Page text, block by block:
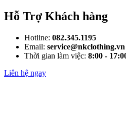
Hỗ Trợ Khách hàng
Hotline: 082.345.1195
Email: service@nkclothing.vn
Thời gian làm việc: 8:00 -
Liên hệ ngay